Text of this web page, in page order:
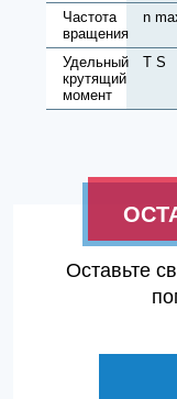
Частота
вращения
n
Удельный
крутящий
момент
T S
Оставьте